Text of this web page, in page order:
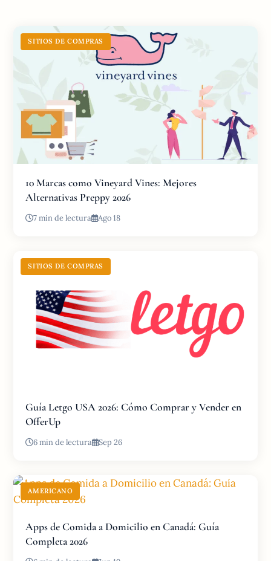
SITIOS DE COMPRAS
10 Marcas como Vineyard Vines: Mejores
Alternativas Preppy 2026
7 min de lectura Ago 18
SITIOS DE COMPRAS
Guía Letgo USA 2026: Cómo Comprar y Vender en
OfferUp
6 min de lectura Sep 26
AMERICANO
Apps de Comida a Domicilio en Canadá: Guía
Completa 2026